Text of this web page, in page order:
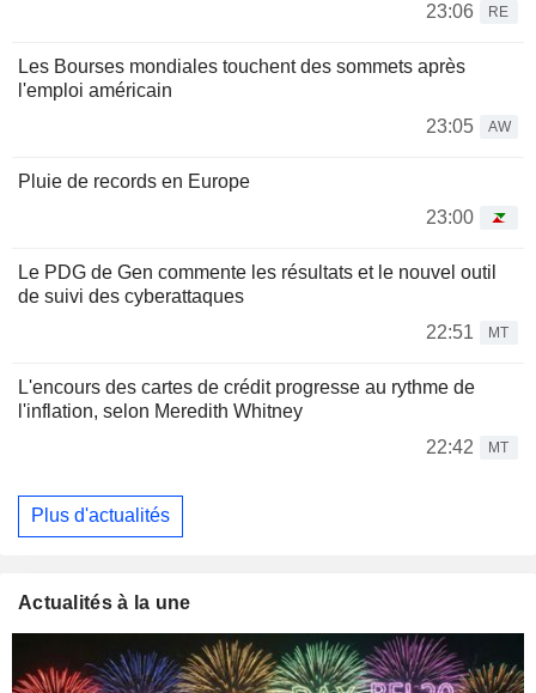
23:06 RE
Les Bourses mondiales touchent des sommets après
l'emploi américain
23:05
AW
Pluie de records en Europe
23:00
Le PDG de Gen commente les résultats et le nouvel outil
de suivi des cyberattaques
22:51
MT
L'encours des cartes de crédit progresse au rythme de
l'inflation, selon Meredith Whitney
22:42
MT
Plus d'actualités
Actualités à la une